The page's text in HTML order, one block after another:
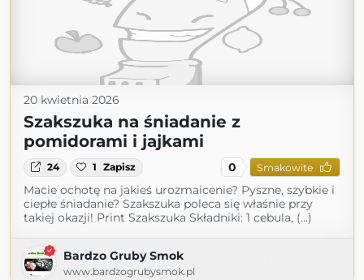
20 kwietnia 2026
Szakszuka na śniadanie z
pomidorami i jajkami
24 1 Zapisz 0 Smakowite
Macie ochotę na jakieś urozmaicenie? Pyszne, szybkie i
ciepłe śniadanie? Szakszuka poleca się właśnie przy
takiej okazji! Print Szakszuka Składniki: 1 cebula, (...)
Bardzo Gruby Smok
www.bardzogrubysmok.pl